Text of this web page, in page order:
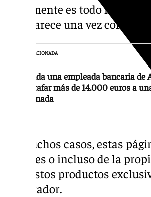
«Realmente es todo
desaparece una vez
NOTICIA RELACIONADA
Detenida una empleada bancaria de
por estafar más de 14.000 euros a
de Granada
En muchos casos, estas
oficiales o incluso de la
supuestos productos
comprador.